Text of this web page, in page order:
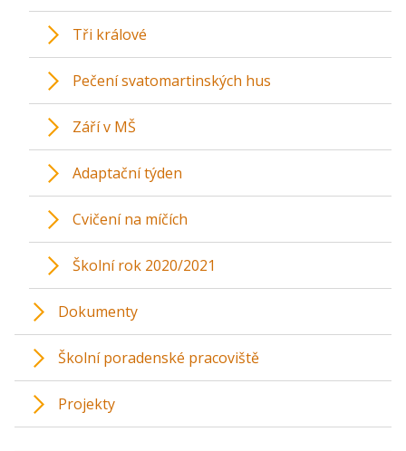
Tři králové
Pečení svatomartinských hus
Září v MŠ
Adaptační týden
Cvičení na míčích
Školní rok 2020/2021
Dokumenty
Školní poradenské pracoviště
Projekty